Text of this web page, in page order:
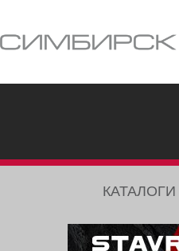
КАТАЛОГИ